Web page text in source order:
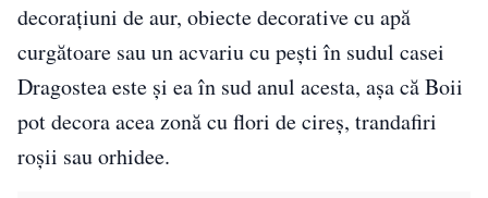
decorațiuni de aur, obiecte decorative cu apă
curgătoare sau un acvariu cu pești în sudul casei
Dragostea este și ea în sud anul acesta, așa că Boii
pot decora acea zonă cu flori de cireș, trandafiri
roșii sau orhidee.